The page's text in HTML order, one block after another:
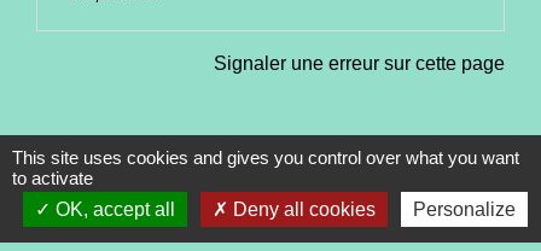
Signaler une erreur sur cette page
Contacts
This site uses cookies and gives you control over what you want
to activate
OK, accept all
Deny all cookies Personalize